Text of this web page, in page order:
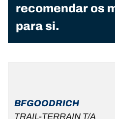
recomendar os
para si.
BFGOODRICH
TRAIL-TERRAIN T/A